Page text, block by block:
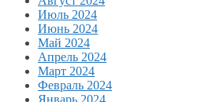
Июль 2024
Июнь 2024
Май 2024
Апрель 2024
Март 2024
Февраль 2024
Январь 2024